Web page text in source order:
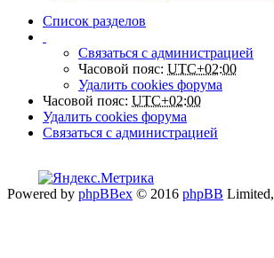
Список разделов
Связаться с администрацией
Часовой пояс: UTC+02:00
Удалить cookies форума
Часовой пояс: UTC+02:00
Удалить cookies форума
Связаться с администрацией
Powered by phpBBex © 2016 phpBB Limited,